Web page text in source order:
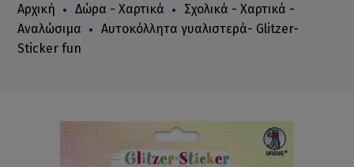
Αρχική Δώρα - Χαρτικά
Σχολικά - Χαρτικά -
Αναλώσιμα
Αυτοκόλλητα γυαλιστερά- Glitzer-
Sticker fun